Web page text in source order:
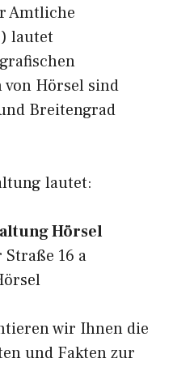
Amtliche
lautet
Hörsel sind
Breitengrad
lautet:
Hörsel
16 a
wir Ihnen die
und Fakten zur